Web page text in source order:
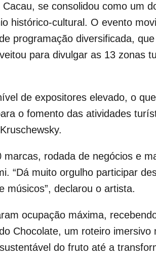
se consolidou como um
histórico-cultural. O evento
programação diversificada,
para divulgar as 13 zonas
de expositores elevado, o
o fomento das atividades
rodada de negócios e
“Dá muito orgulho participar
músicos”, declarou o artista.
ocupação máxima,
Chocolate, um roteiro
do fruto até a